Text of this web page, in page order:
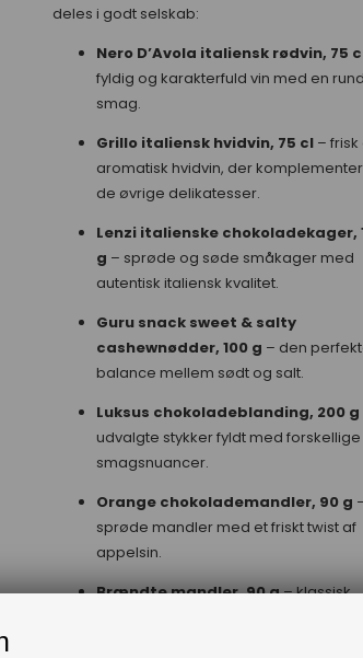
deles i godt selskab:
Nero D’Avola italiensk rødvin, 75
fyldig og karakterfuld vin med en
smag.
Grillo italiensk hvidvin, 75 cl– frisk
aromatisk hvidvin, der
de øvrige delikatesser.
Lenzi italienske chokoladekager,
g – sprøde og søde småkager med
autentisk italiensk kvalitet.
Guru snack sweet & salty
cashewnødder, 100 g – den
balance mellem sødt og salt.
Luksus chokoladeblanding, 200 g
udvalgte stykker fyldt med forskellige
smagsnuancer.
Orange chokolademandler, 90 g
sprøde mandler med et friskt twist af
appelsin.
Brændte mandler, 90 g– klassisk